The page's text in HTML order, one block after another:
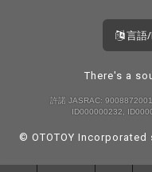
言語/
There's a
許諾 JASRAC:
ID000000232,
© OTOTOY Incorporated